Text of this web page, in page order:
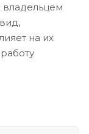
владельцем
на их